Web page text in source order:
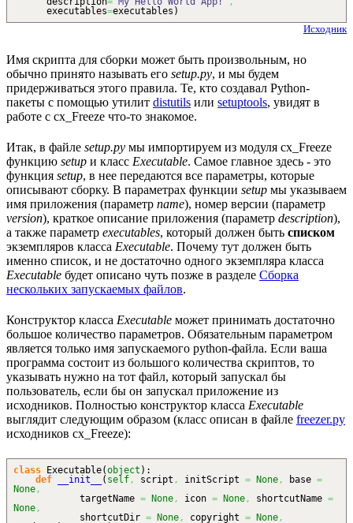
executables=executables )
Исходник
Имя скрипта для сборки может быть произвольным, но
обычно принято называть его setup.py, и мы будем
придерживаться этого правила. Те, кто создавал Python-
пакеты с помощью утилит distutils или setuptools, увидят в
работе с cx_Freeze что-то знакомое.
Итак, в файле setup.py мы импортируем из модуля cx_Freeze
функцию setup и класс Executable. Самое главное здесь - это
функция setup, в нее передаются все параметры, которые
описывают сборку. В параметрах функции setup мы указываем
имя приложения (параметр name), номер версии (параметр
version), краткое описание приложения (параметр description),
а также параметр executables, который должен быть списком
экземпляров класса Executable. Почему тут должен быть
именно список, и не достаточно одного экземпляра класса
Executable будет описано чуть позже в разделе Сборка
нескольких запускаемых файлов.
Конструктор класса Executable может принимать достаточно
большое количество параметров. Обязательным параметром
является только имя запускаемого python-файла. Если ваша
программа состоит из большого количества скриптов, то
указывать нужно на тот файл, который запускал бы
пользователь, если бы он запускал приложение из
исходников. Полностью конструктор класса Executable
выглядит следующим образом (класс описан в файле freezer.py
исходников cx_Freeze):
class Executable(object ) :
def
__init__ ( self , script , initScript = None , base =
None ,
targetName = None , icon = None , shortcutName =
None ,
shortcutDir = None , copyright = None ,